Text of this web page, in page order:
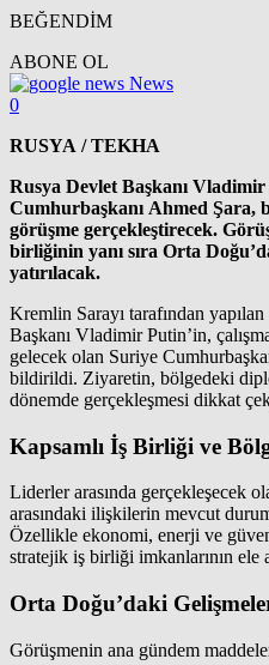
BEĞENDİM
ABONE OL
News
0
RUSYA / TEKHA
Rusya Devlet Başkanı
Cumhurbaşkanı Ahmed Şara,
görüşme gerçekleştirecek.
birliğinin yanı sıra Orta
yatırılacak.
Kremlin Sarayı tarafından
Başkanı Vladimir Putin’in,
gelecek olan Suriye
bildirildi. Ziyaretin, bölgedeki
dönemde gerçekleşmesi dikkat
Kapsamlı İş Birliği ve
Liderler arasında gerçekleşecek
arasındaki ilişkilerin mevcut
Özellikle ekonomi, enerji ve
stratejik iş birliği imkanlarının ele
Orta Doğu’daki
Görüşmenin ana gündem